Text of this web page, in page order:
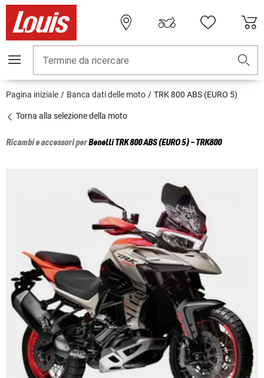
Termine da ricercare
Pagina iniziale Banca dati delle moto TRK 800 ABS (EURO 5)
Torna alla selezione della moto
Ricambi e accessori perBenelliTRK 800 ABS (EURO 5) - TRK800